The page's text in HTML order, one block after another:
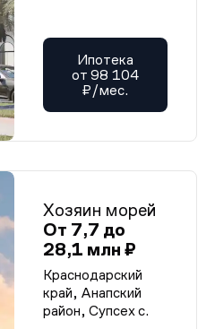
Ипотека
от 98 104
₽/мес.
Хозяин морей
От 7,7 до
28,1 млн ₽
Краснодарский
край, Анапский
район, Супсех с.